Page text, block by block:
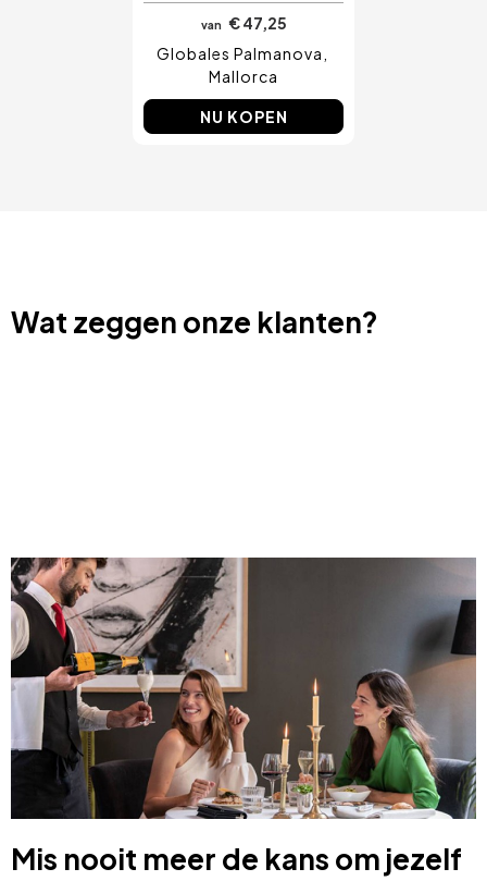
van € 47,25
Globales Palmanova
Mallorca
NU KOPEN
Wat zeggen onze klanten?
Mis nooit meer de kans om jezelf